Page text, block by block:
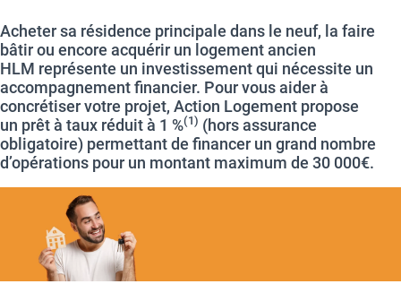
Acheter sa résidence principale dans le neuf, la faire
bâtir ou encore acquérir un logement ancien
HLM représente un investissement qui nécessite un
accompagnement financier. Pour vous aider à
concrétiser votre projet, Action Logement propose
un prêt à taux réduit à 1 %(1) (hors assurance
obligatoire) permettant de financer un grand nombre
d’opérations pour un montant maximum de 30 000€.